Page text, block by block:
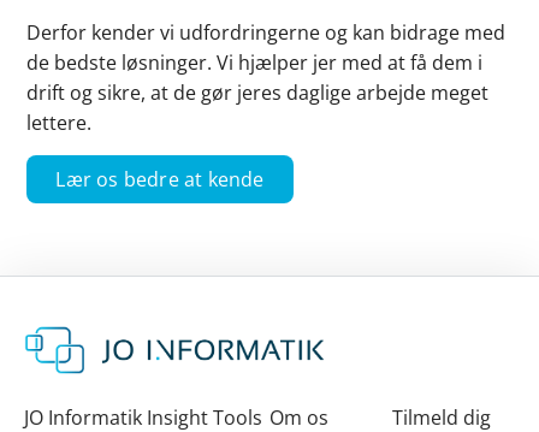
Derfor kender vi udfordringerne og kan bidrage med
de bedste løsninger. Vi hjælper jer med at få dem i
drift og sikre, at de gør jeres daglige arbejde meget
lettere.
Lær os bedre at kende
SKI-leverandør
JO Informatik Insight Tools Om os
Tilmeld dig